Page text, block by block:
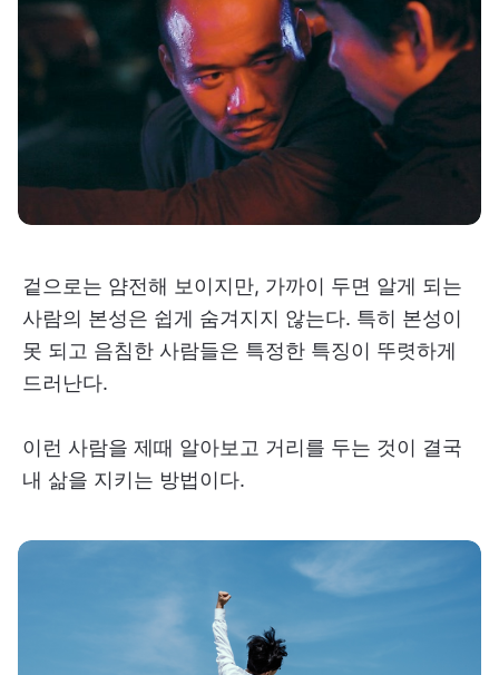
겉으로는 얌전해 보이지만, 가까이 두면 알게 되는
사람의 본성은 쉽게 숨겨지지 않는다. 특히 본성이
못 되고 음침한 사람들은 특정한 특징이 뚜렷하게
드러난다.
이런 사람을 제때 알아보고 거리를 두는 것이 결국
내 삶을 지키는 방법이다.